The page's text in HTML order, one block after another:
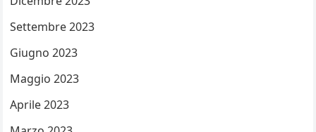
Settembre 2023
Giugno 2023
Maggio 2023
Aprile 2023